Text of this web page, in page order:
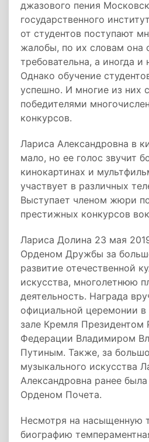
джазового пения
государственного
от студентов поступают
жалобы, по их словам она
требовательна, а иногда и
Однако обучение
успешно. И многие из них
победителями
конкурсов.
Лариса Александровна в
мало, но ее голос звучит
кинокартинах и
участвует в различных
Выступает членом жюри
престижных конкурсов
Лариса Долина 23 мая
Орденом Дружбы за
развитие отечественной
искусства, многолетнюю
деятельность. Награда
официальной церемонии в
зале Кремля Президентом
Федерации Владимиром
Путиным. Также, за
музыкального искусства
Александровна ранее
Орденом Почета.
Несмотря на насыщенную
биографию